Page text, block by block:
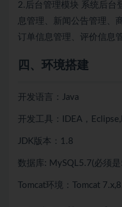
2.后台管理模块 系统后台
息管理、新闻公告管理、
订单信息管理、评价信息
四、环境搭建
开发语言：Java
开发工具：IDEA，
JDK版本：1.8
数据库: MySQL5.7(必须是
Tomcat环境：Tomcat